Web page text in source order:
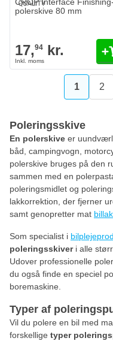
polerskive 80 mm
17,94 kr.
Du
1 2
Poleringsskive
En polerskive er
båd, campingvogn,
polerskive bruges på den
sammen med en
poleringsmidlet og
lakkorrektion, der fjerner
samt genopretter mat billak
Som specialist i
poleringsskiveri alle
Udover professionelle
du også finde en speciel
boremaskine.
Typer af
Vil du polere en bil med
forskellige typer